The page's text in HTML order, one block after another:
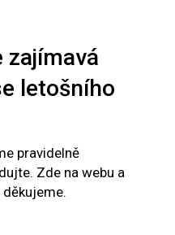
zajímavá
letošního
pravidelně
Zde na webu a